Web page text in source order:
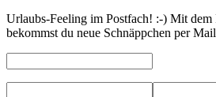
Urlaubs-Feeling im Postfach! :-) Mit dem
bekommst du neue Schnäppchen per